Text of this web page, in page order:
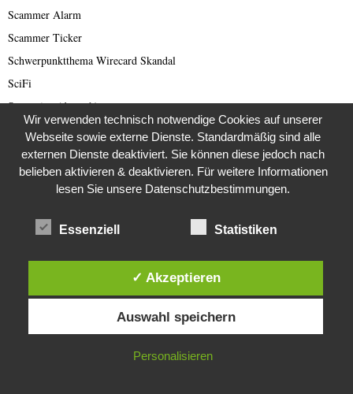
Scammer Alarm
Scammer Ticker
Schwerpunktthema Wirecard Skandal
SciFi
Sextortion (deutsch)
Sextortion-Scam
Space
Spammer
Super8
Technologie
Diese Website verwendet Cookies. Durch die weitere Nutzung dieser
Website stimmst du der Verwendung von Cookies zu.
IN ORDNUNG
Wir verwenden technisch notwendige Cookies auf unserer
Webseite sowie externe Dienste. Standardmäßig sind alle
externen Dienste deaktiviert. Sie können diese jedoch nach
belieben aktivieren & deaktivieren. Für weitere Informationen
lesen Sie unsere Datenschutzbestimmungen.
Essenziell Statistiken
✓ Akzeptieren
Auswahl speichern
Personalisieren